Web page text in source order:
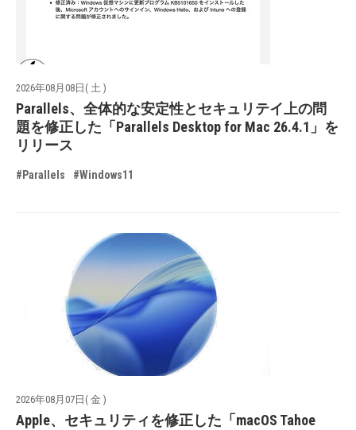
2026年08月08日( 土 )
Parallels、全体的な安定性とセキュリテイ上の問
題を修正した「Parallels Desktop for Mac 26.4.1」を
リリース
#Parallels #Windows11
2026年08月07日( 金 )
Apple、セキュリティを修正した「macOS Tahoe